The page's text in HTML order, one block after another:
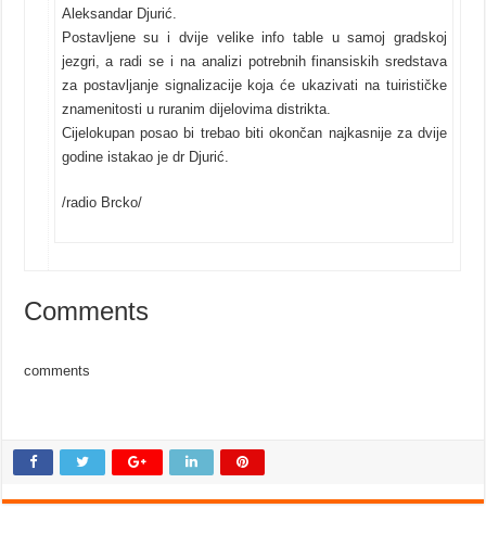
Aleksandar Djurić.
Postavljene su i dvije velike info table u samoj gradskoj
jezgri, a radi se i na analizi potrebnih finansiskih sredstava
za postavljanje signalizacije koja će ukazivati na tuirističke
znamenitosti u ruranim dijelovima distrikta.
Cijelokupan posao bi trebao biti okončan najkasnije za dvije
godine istakao je dr Djurić.
/radio Brcko/
Comments
comments